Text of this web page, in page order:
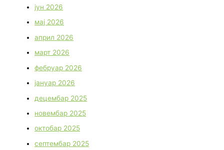
јун 2026
мај 2026
април 2026
март 2026
фебруар 2026
јануар 2026
децембар 2025
новембар 2025
октобар 2025
септембар 2025